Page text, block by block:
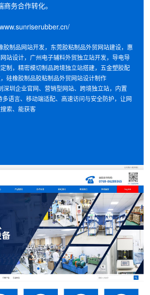
务合作转化。
制品网站开发，东莞胶粘制品外贸网站建设，惠
站设计，广州电子辅料外贸独立站开发，导电导
制，精密模切制品跨境独立站搭建，五金塑胶配
硅橡胶制品胶粘制品外贸网站设计制作
圳企业官网、营销型网站、跨境独立站，内置
语言、移动端适配、高速访问与安全防护，让网
索、能获客